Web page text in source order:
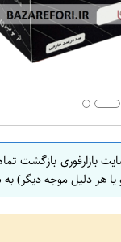
بازارفوری بازگشت
هر دلیل موجه دیگر)